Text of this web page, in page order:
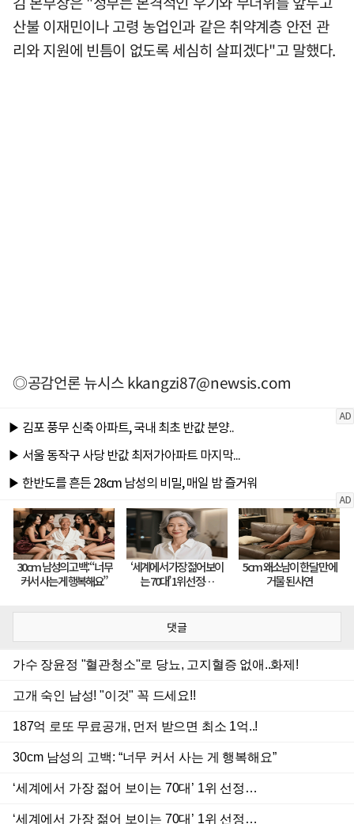
산불 이재민이나 고령 농업인과 같은 취약계층 안전 관
리와 지원에 빈틈이 없도록 세심히 살피겠다"고 말했다.
◎공감언론 뉴시스kkangzi87@newsis.com
댓글